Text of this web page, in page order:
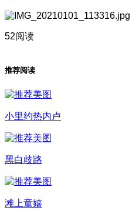
52阅读
推荐阅读
小里约热内卢
黑白歧路
滩上童嬉